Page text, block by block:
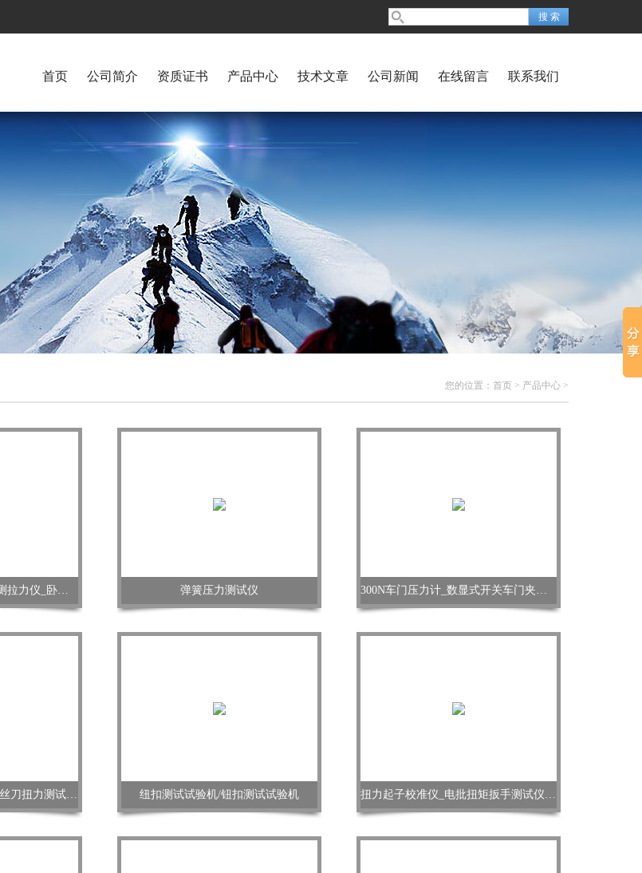
首页 公司简介 资质证书 产品中心 技术文章 公司新闻 在线留言 联系我们
您的位置： 首页 > 产品中心 >
测拉力计200N卧式端子测拉力仪_卧式线束端子拉力计 弹簧压力测试仪 300N车门压力计_数显式开关车门夹紧压力仪
电批螺丝扭矩测试仪_螺丝刀扭力测试校准仪 纽扣测试试验机/钮扣测试试验机 扭力起子校准仪_电批扭矩扳手测试仪厂家